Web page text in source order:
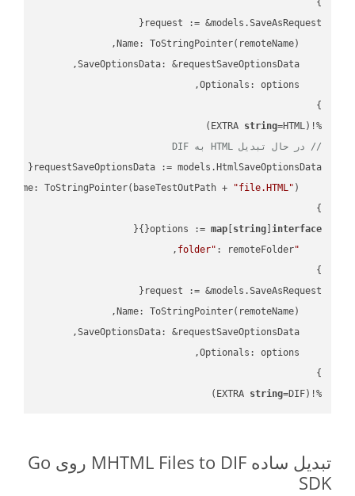
%!(EXTRA
string=HTML)
// در حال تبدیل HTML به DIF
"file.HTML"
options := map[ string] interface
"folder"
%!(EXTRA
string=DIF)
تبدیل ساده MHTML Files to DIF روی Go
SDK